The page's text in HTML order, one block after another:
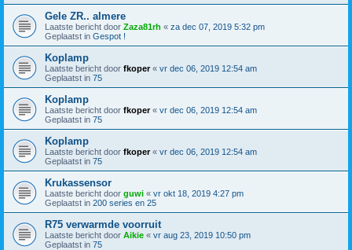
Gele ZR.. almere
Laatste bericht door Zaza81rh « za dec 07, 2019 5:32 pm
Geplaatst in Gespot !
Koplamp
Laatste bericht door fkoper« vr dec 06, 2019 12:54 am
Geplaatst in 75
Koplamp
Laatste bericht door fkoper« vr dec 06, 2019 12:54 am
Geplaatst in 75
Koplamp
Laatste bericht door fkoper« vr dec 06, 2019 12:54 am
Geplaatst in 75
Krukassensor
Laatste bericht door guwi « vr okt 18, 2019 4:27 pm
Geplaatst in 200 series en 25
R75 verwarmde voorruit
Laatste bericht door Aikie « vr aug 23, 2019 10:50 pm
Geplaatst in 75